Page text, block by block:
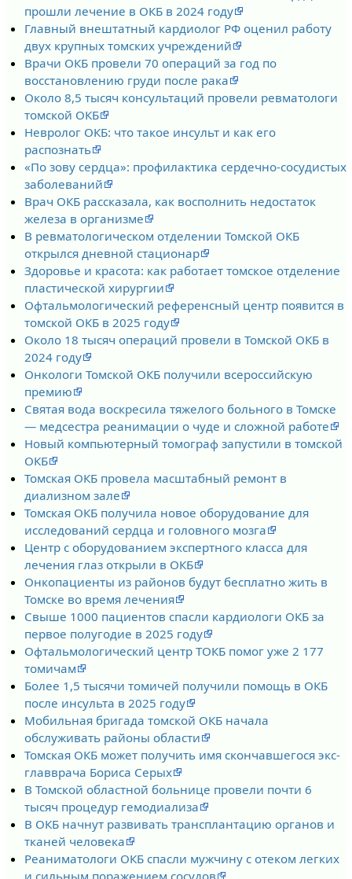
прошли лечение в ОКБ в 2024 году
Главный внештатный кардиолог РФ оценил работу
двух крупных томских учреждений
Врачи ОКБ провели 70 операций за год по
восстановлению груди после рака
Около 8,5 тысяч консультаций провели ревматологи
томской ОКБ
Невролог ОКБ: что такое инсульт и как его
распознать
«По зову сердца»: профилактика сердечно-сосудистых
заболеваний
Врач ОКБ рассказала, как восполнить недостаток
железа в организме
В ревматологическом отделении Томской ОКБ
открылся дневной стационар
Здоровье и красота: как работает томское отделение
пластической хирургии
Офтальмологический референсный центр появится в
томской ОКБ в 2025 году
Около 18 тысяч операций провели в Томской ОКБ в
2024 году
Онкологи Томской ОКБ получили всероссийскую
премию
Святая вода воскресила тяжелого больного в Томске
― медсестра реанимации о чуде и сложной работе
Новый компьютерный томограф запустили в томской
ОКБ
Томская ОКБ провела масштабный ремонт в
диализном зале
Томская ОКБ получила новое оборудование для
исследований сердца и головного мозга
Центр с оборудованием экспертного класса для
лечения глаз открыли в ОКБ
Онкопациенты из районов будут бесплатно жить в
Томске во время лечения
Свыше 1000 пациентов спасли кардиологи ОКБ за
первое полугодие в 2025 году
Офтальмологический центр ТОКБ помог уже 2 177
томичам
Более 1,5 тысячи томичей получили помощь в ОКБ
после инсульта в 2025 году
Мобильная бригада томской ОКБ начала
обслуживать районы области
Томская ОКБ может получить имя скончавшегося экс-
главврача Бориса Серых
В Томской областной больнице провели почти 6
тысяч процедур гемодиализа
В ОКБ начнут развивать трансплантацию органов и
тканей человека
Реаниматологи ОКБ спасли мужчину с отеком легких
и сильным поражением сосудов